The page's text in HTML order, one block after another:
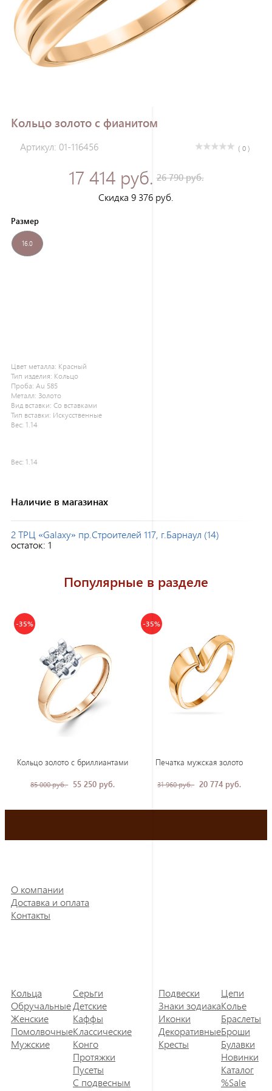
Кольцо золото с фианитом
Артикул: 01-116456 ( 0 )
17 414 руб. 26 790 руб.
Скидка 9 376 руб.
Размер
16.0
Цвет металла: Красный
Тип изделия: Кольцо
Проба: Au 585
Металл: Золото
Вид вставки: Со вставками
Тип вставки: Искусственные
Вес: 1.14
Вес: 1.14
Наличие в магазинах
2 ТРЦ «Galaxy» пр.Строителей 117, г.Барнаул (14)
остаток: 1
Популярные в разделе
-35%
Кольцо золото с бриллиантами
85 000 руб. 55 250 руб.
-35%
Печатка мужская золото
31 960 руб. 20 774 руб.
О компании
Доставка и оплата
Контакты
Кольца
Обручальные
Женские
Помолвочные
Мужские
Серьги
Детские
Каффы
Классические
Конго
Протяжки
Пусеты
С подвесным
Подвески
Знаки зодиака
Иконки
Декоративные
Кресты
Цепи
Колье
Браслеты
Броши
Булавки
Новинки
Каталог
%Sale
Зарегистрироваться